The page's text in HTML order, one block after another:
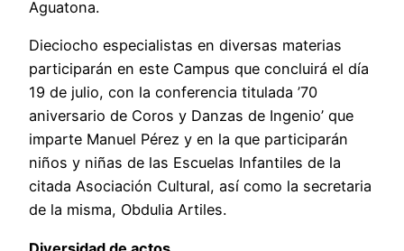
Aguatona.
Dieciocho especialistas en diversas materias
participarán en este Campus que concluirá el día
19 de julio, con la conferencia titulada ’70
aniversario de Coros y Danzas de Ingenio’ que
imparte Manuel Pérez y en la que participarán
niños y niñas de las Escuelas Infantiles de la
citada Asociación Cultural, así como la secretaria
de la misma, Obdulia Artiles.